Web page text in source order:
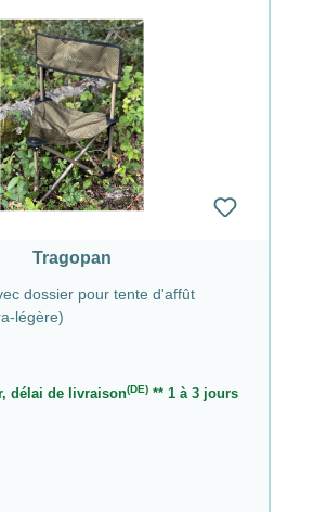
Tragopan
dossier pour tente d'affût
légère)
délai de livraison(DE) ** 1 à 3 jours